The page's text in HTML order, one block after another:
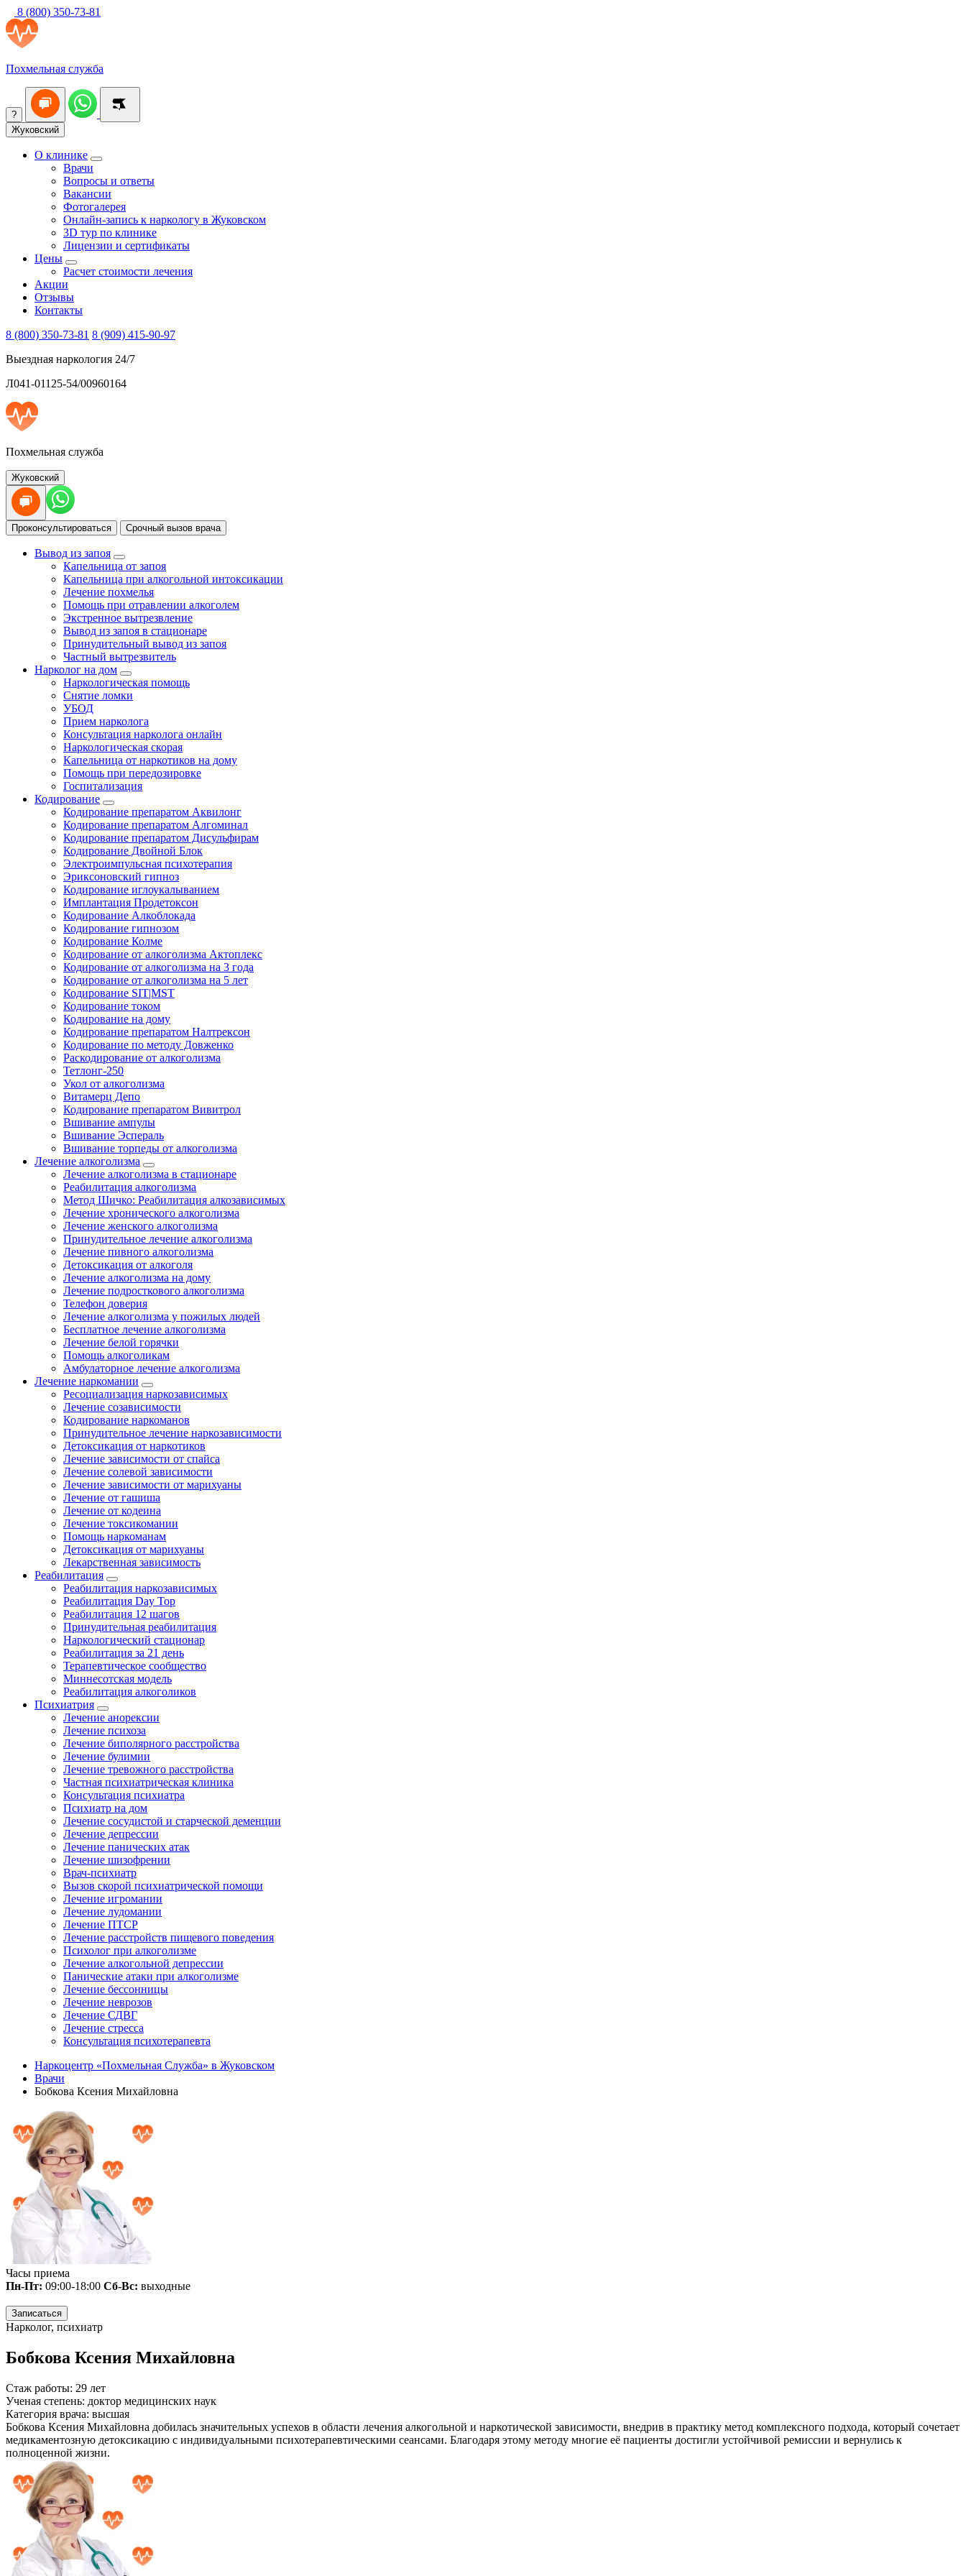
8 (800) 350-73-81
Похмельная служба
?
Жуковский
О клинике
Врачи
Вопросы и ответы
Вакансии
Фотогалерея
Онлайн-запись к наркологу в Жуковском
3D тур по клинике
Лицензии и сертификаты
Цены
Расчет стоимости лечения
Акции
Отзывы
Контакты
8 (800) 350-73-81 8 (909) 415-90-97
Выездная наркология 24/7
Л041-01125-54/00960164
Похмельная служба
Жуковский
Проконсультироваться Срочный вызов врача
Вывод из запоя
Капельница от запоя
Капельница при алкогольной интоксикации
Лечение похмелья
Помощь при отравлении алкоголем
Экстренное вытрезвление
Вывод из запоя в стационаре
Принудительный вывод из запоя
Частный вытрезвитель
Нарколог на дом
Наркологическая помощь
Снятие ломки
УБОД
Прием нарколога
Консультация нарколога онлайн
Наркологическая скорая
Капельница от наркотиков на дому
Помощь при передозировке
Госпитализация
Кодирование
Кодирование препаратом Аквилонг
Кодирование препаратом Алгоминал
Кодирование препаратом Дисульфирам
Кодирование Двойной Блок
Электроимпульсная психотерапия
Эриксоновский гипноз
Кодирование иглоукалыванием
Имплантация Продетоксон
Кодирование Алкоблокада
Кодирование гипнозом
Кодирование Колме
Кодирование от алкоголизма Актоплекс
Кодирование от алкоголизма на 3 года
Кодирование от алкоголизма на 5 лет
Кодирование SIT|MST
Кодирование током
Кодирование на дому
Кодирование препаратом Налтрексон
Кодирование по методу Довженко
Раскодирование от алкоголизма
Тетлонг-250
Укол от алкоголизма
Витамерц Депо
Кодирование препаратом Вивитрол
Вшивание ампулы
Вшивание Эспераль
Вшивание торпеды от алкоголизма
Лечение алкоголизма
Лечение алкоголизма в стационаре
Реабилитация алкоголизма
Метод Шичко: Реабилитация алкозависимых
Лечение хронического алкоголизма
Лечение женского алкоголизма
Принудительное лечение алкоголизма
Лечение пивного алкоголизма
Детоксикация от алкоголя
Лечение алкоголизма на дому
Лечение подросткового алкоголизма
Телефон доверия
Лечение алкоголизма у пожилых людей
Бесплатное лечение алкоголизма
Лечение белой горячки
Помощь алкоголикам
Амбулаторное лечение алкоголизма
Лечение наркомании
Ресоциализация наркозависимых
Лечение созависимости
Кодирование наркоманов
Принудительное лечение наркозависимости
Детоксикация от наркотиков
Лечение зависимости от спайса
Лечение солевой зависимости
Лечение зависимости от марихуаны
Лечение от гашиша
Лечение от кодеина
Лечение токсикомании
Помощь наркоманам
Детоксикация от марихуаны
Лекарственная зависимость
Реабилитация
Реабилитация наркозависимых
Реабилитация Day Top
Реабилитация 12 шагов
Принудительная реабилитация
Наркологический стационар
Реабилитация за 21 день
Терапевтическое сообщество
Миннесотская модель
Реабилитация алкоголиков
Психиатрия
Лечение анорексии
Лечение психоза
Лечение биполярного расстройства
Лечение булимии
Лечение тревожного расстройства
Частная психиатрическая клиника
Консультация психиатра
Психиатр на дом
Лечение сосудистой и старческой деменции
Лечение депрессии
Лечение панических атак
Лечение шизофрении
Врач-психиатр
Вызов скорой психиатрической помощи
Лечение игромании
Лечение лудомании
Лечение ПТСР
Лечение расстройств пищевого поведения
Психолог при алкоголизме
Лечение алкогольной депрессии
Панические атаки при алкоголизме
Лечение бессонницы
Лечение неврозов
Лечение СДВГ
Лечение стресса
Консультация психотерапевта
Наркоцентр «Похмельная Служба» в Жуковском
Врачи
Бобкова Ксения Михайловна
Часы приема
Пн-Пт: 09:00-18:00 Сб-Вс: выходные
Записаться
Нарколог, психиатр
Бобкова Ксения Михайловна
Стаж работы: 29 лет
Ученая степень: доктор медицинских наук
Категория врача: высшая
Бобкова Ксения Михайловна добилась значительных успехов в области лечения алкогольной и наркотической зависимости, внедрив в практику метод комплексного подхода, который сочетает
медикаментозную детоксикацию с индивидуальными психотерапевтическими сеансами. Благодаря этому методу многие её пациенты достигли устойчивой ремиссии и вернулись к
полноценной жизни.